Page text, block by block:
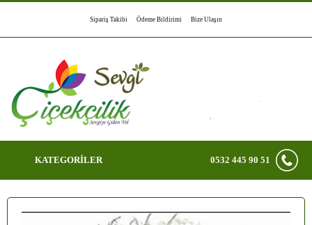
Sipariş Takibi Ödeme Bildirimi Bize Ulaşın
KATEGORİLER 0532 445 90 51